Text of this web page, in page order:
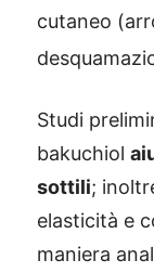
cutaneo
Studi
bakuchiol
sottili;
elasticità e
maniera